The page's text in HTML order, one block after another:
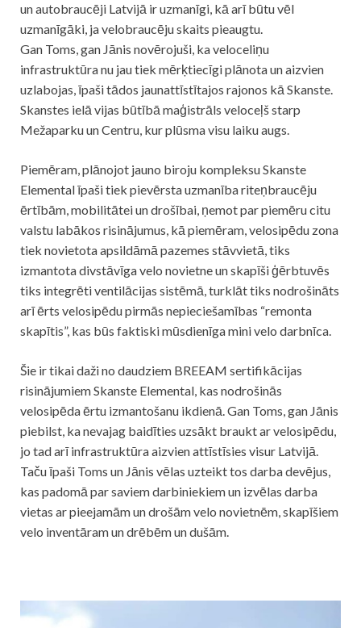
un autobraucēji Latvijā ir uzmanīgi, kā arī būtu vēl
uzmanīgāki, ja velobraucēju skaits pieaugtu.
Gan Toms, gan Jānis novērojuši, ka veloceliņu
infrastruktūra nu jau tiek mērķtiecīgi plānota un aizvien
uzlabojas, īpaši tādos jaunattīstītajos rajonos kā Skanste.
Skanstes ielā vijas būtībā maģistrāls veloceļš starp
Mežaparku un Centru, kur plūsma visu laiku augs.
Piemēram, plānojot jauno biroju kompleksu Skanste
Elemental īpaši tiek pievērsta uzmanība riteņbraucēju
ērtībām, mobilitātei un drošībai, ņemot par piemēru citu
valstu labākos risinājumus, kā piemēram, velosipēdu zona
tiek novietota apsildāmā pazemes stāvvietā, tiks
izmantota divstāvīga velo novietne un skapīši ģērbtuvēs
tiks integrēti ventilācijas sistēmā, turklāt tiks nodrošināts
arī ērts velosipēdu pirmās nepieciešamības “remonta
skapītis”, kas būs faktiski mūsdienīga mini velo darbnīca.
Šie ir tikai daži no daudziem BREEAM sertifikācijas
risinājumiem Skanste Elemental, kas nodrošinās
velosipēda ērtu izmantošanu ikdienā. Gan Toms, gan Jānis
piebilst, ka nevajag baidīties uzsākt braukt ar velosipēdu,
jo tad arī infrastruktūra aizvien attīstīsies visur Latvijā.
Taču īpaši Toms un Jānis vēlas uzteikt tos darba devējus,
kas padomā par saviem darbiniekiem un izvēlas darba
vietas ar pieejamām un drošām velo novietnēm, skapīšiem
velo inventāram un drēbēm un dušām.